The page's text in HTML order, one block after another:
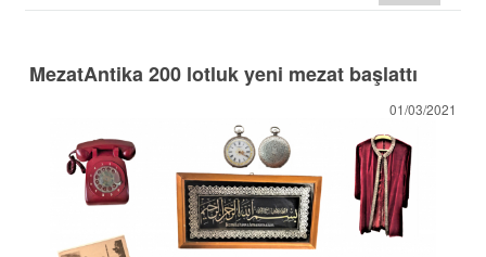
MezatAntika 200 lotluk yeni mezat başlattı
01/03/2021